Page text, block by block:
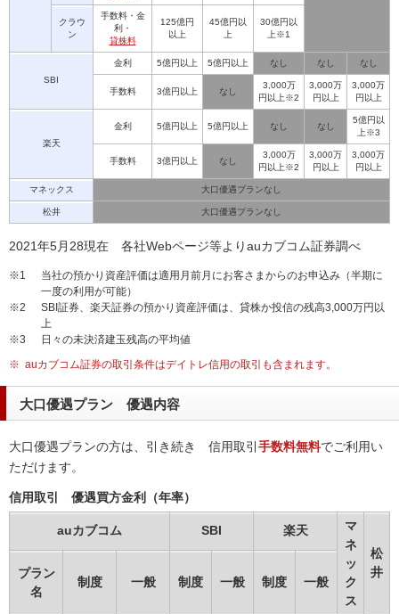
クラウ
ン
手数料・金
利・
貸株料
125億円
以上
45億円以
上
30億円以
上※1
SBI
金利 5億円以上 5億円以上 なし なし なし
手数料 3億円以上 なし
3,000万
円以上※2
3,000万
円以上
3,000万
円以上
楽天
金利 5億円以上 5億円以上 なし なし
5億円以
上※3
手数料 3億円以上 なし
3,000万
円以上※2
3,000万
円以上
3,000万
円以上
マネックス 大口優遇プランなし
松井 大口優遇プランなし
2021年5月28現在 各社Webページ等よりauカブコム証券調べ
※1
当社の預かり資産評価は適用月前月にお客さまからのお申込み（半期に
一度の利用が可能）
※2
SBI証券、楽天証券の預かり資産評価は、貸株か投信の残高3,000万円以
上
※3
日々の未決済建玉残高の平均値
※ auカブコム証券の取引条件はデイトレ信用の取引も含まれます。
大口優遇プラン 優遇内容
大口優遇プランの方は、引き続き 信用取引手数料無料でご利用い
ただけます。
信用取引 優遇買方金利（年率）
auカブコム SBI 楽天
マ
ネ
ッ
ク
ス
松
井
プラン
名
制度 一般 制度 一般 制度 一般